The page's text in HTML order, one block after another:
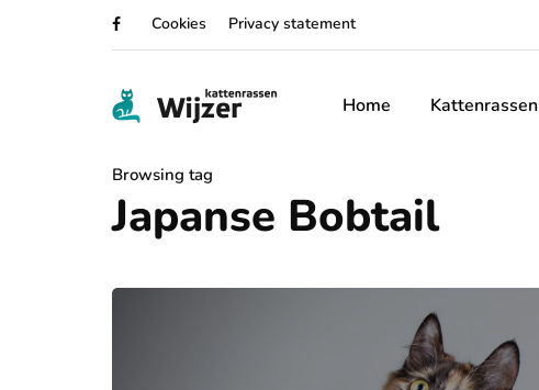
Cookies Privacy statement
Home Kattenrassen
Browsing tag
Japanse Bobtail